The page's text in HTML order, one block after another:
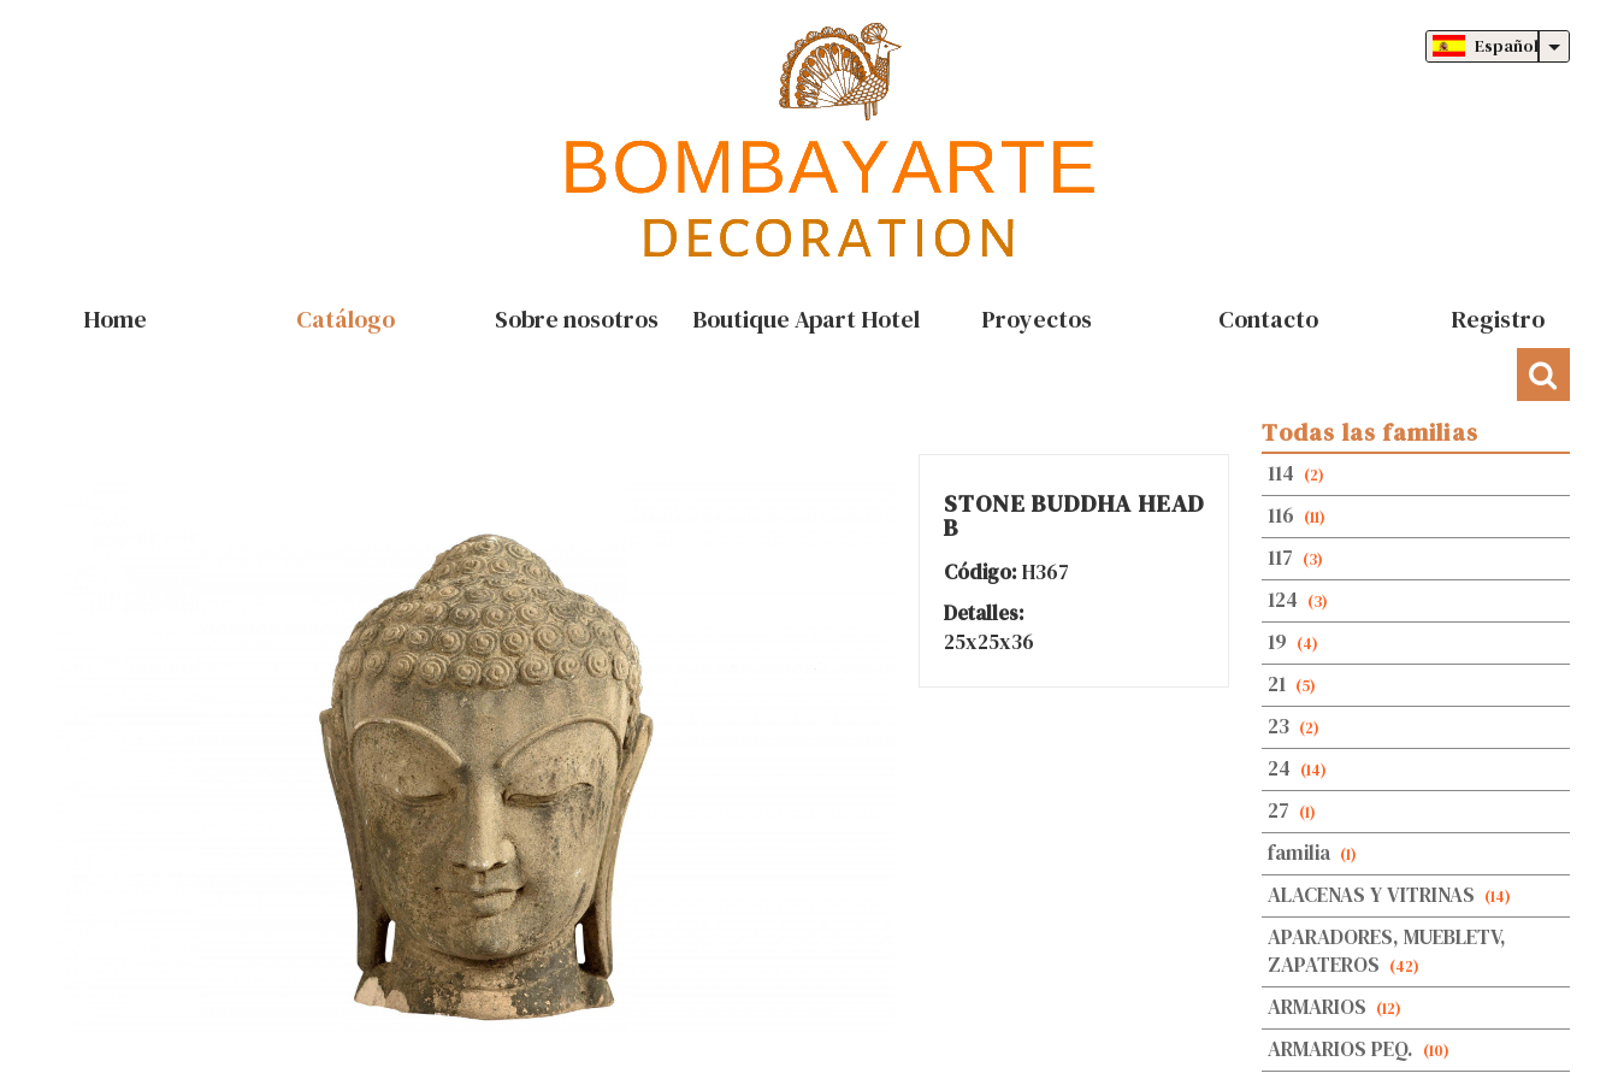
Español
Home Catálogo Sobre nosotros Boutique Apart Hotel Proyectos Contacto Registro
Todas las familias
114 (2)
116 (11)
117 (3)
124 (3)
19 (4)
21 (5)
23 (2)
24 (14)
27 (1)
familia (1)
ALACENAS Y VITRINAS (14)
APARADORES, MUEBLETV,
ZAPATEROS (42)
ARMARIOS (12)
ARMARIOS PEQ. (10)
STONE BUDDHA HEAD
B
Código: H367
Detalles:
25x25x36